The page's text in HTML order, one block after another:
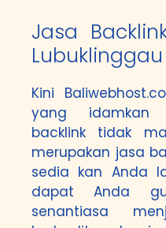
Jasa
Lubuklinggau
Kini
yang idamkan
backlink tidak
merupakan jasa
sedia kan Anda
dapat Anda
senantiasa